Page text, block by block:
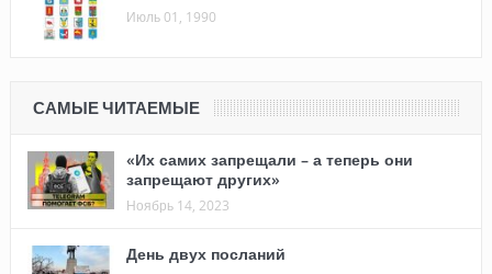
Июль 01, 1990
САМЫЕ ЧИТАЕМЫЕ
«Их самих запрещали – а теперь они
запрещают других»
Ноябрь 14, 2023
День двух посланий